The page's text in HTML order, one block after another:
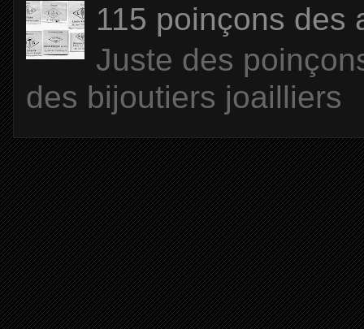
115 poinçons des
Juste des
des bijoutiers joailliers